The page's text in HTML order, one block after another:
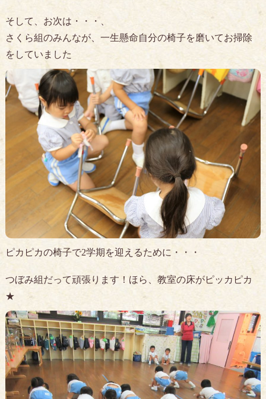
そして、お次は・・・、
さくら組のみんなが、一生懸命自分の椅子を磨いてお掃除
をしていました
ピカピカの椅子で2学期を迎えるために・・・
つぼみ組だって頑張ります！ほら、教室の床がピッカピカ
★